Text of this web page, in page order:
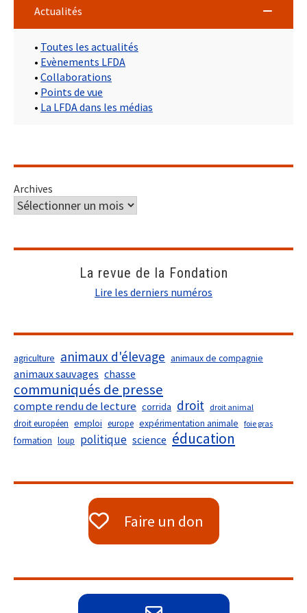
Actualités
• Toutes les actualités
• Evènements LFDA
• Collaborations
• Points de vue
• La LFDA dans les médias
Archives
La revue de la Fondation
Lire les derniers numéros
agriculture animaux d'élevage animaux de compagnie
animaux sauvages chasse
communiqués de presse
compte rendu de lecture corrida droit droit animal
droit européen emploi europe expérimentation animale foie gras
formation loup politique science éducation
Faire un don